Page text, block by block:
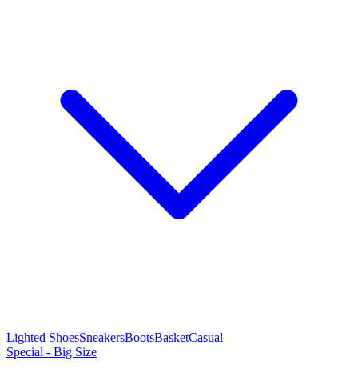
Lighted ShoesSneakersBootsBasketCasual
Special - Big Size